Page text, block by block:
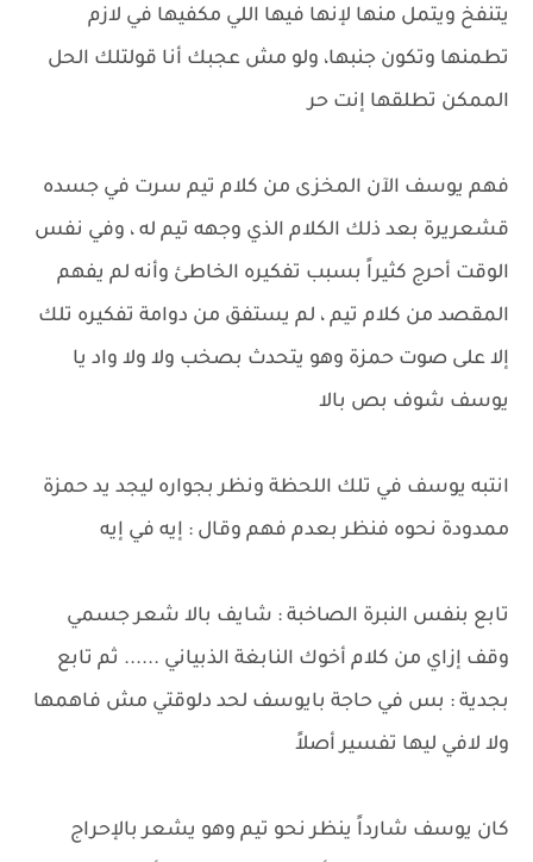
يتنفخ ويتمل منها لإنها فيها اللي مكفيها في لازم
تطمنها وتكون جنبها، ولو مش عجبك أنا قولتلك الحل
الممكن تطلقها إنت حر
فهم يوسف الآن المخزى من كلام تيم سرت في جسده
قشعريرة بعد ذلك الكلام الذي وجهه تيم له ، وفي نفس
الوقت أحرج كثيراً بسبب تفكيره الخاطئ وأنه لم يفهم
المقصد من كلام تيم ، لم يستفق من دوامة تفكيره تلك
إلا على صوت حمزة وهو يتحدث بصخب ولا ولا واد يا
يوسف شوف بص بالا
انتبه يوسف في تلك اللحظة ونظر بجواره ليجد يد حمزة
ممدودة نحوه فنظر بعدم فهم وقال : إيه في إيه
تابع بنفس النبرة الصاخبة : شايف بالا شعر جسمي
وقف إزاي من كلام أخوك النابغة الذبياني ...... ثم تابع
بجدية : بس في حاجة بايوسف لحد دلوقتي مش فاهمها
ولا لافي ليها تفسير أصلاً
كان يوسف شارداً ينظر نحو تيم وهو يشعر بالإحراج